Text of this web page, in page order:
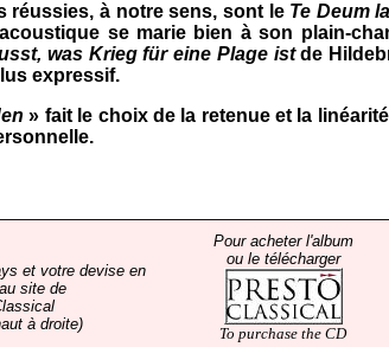
réussies, à notre sens, sont le Te Deum
se marie bien à son
was Krieg für eine Plage istde
expressif.
» fait le choix de la retenue et la
et votre devise en
site de
à droite)
Pour acheter l'album
ou le télécharger
To purchase the CD